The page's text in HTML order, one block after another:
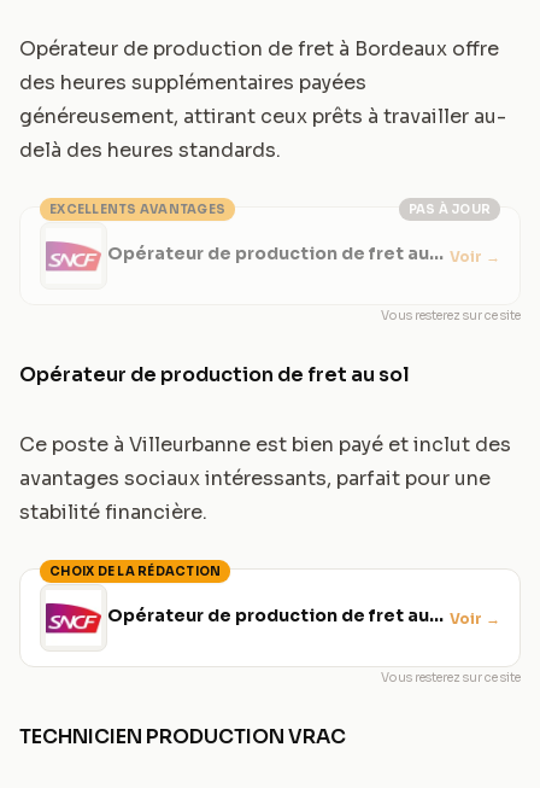
Opérateur de production de fret à Bordeaux offre
des heures supplémentaires payées
généreusement, attirant ceux prêts à travailler au-
delà des heures standards.
PAS À JOUR
EXCELLENTS AVANTAGES
Opérateur de production de fret au
Voir →
Vous resterez sur ce site
Opérateur de production de fret au sol
Ce poste à Villeurbanne est bien payé et inclut des
avantages sociaux intéressants, parfait pour une
stabilité financière.
CHOIX DE LA RÉDACTION
Opérateur de production de fret au
Voir →
Vous resterez sur ce site
TECHNICIEN PRODUCTION VRAC